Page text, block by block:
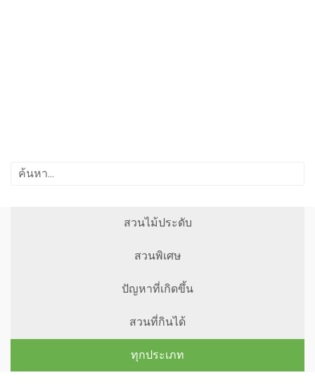
สวนไม้ประดับ
สวนพิเศษ
ปัญหาที่เกิดขึ้น
สวนที่กินได้
ทุกประเภท